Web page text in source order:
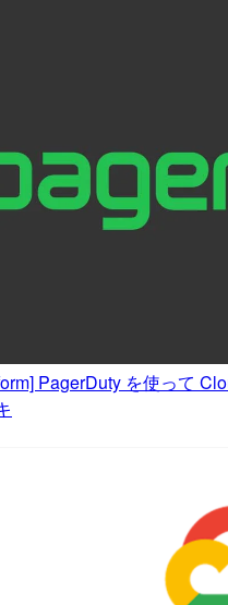
PagerDuty を使って